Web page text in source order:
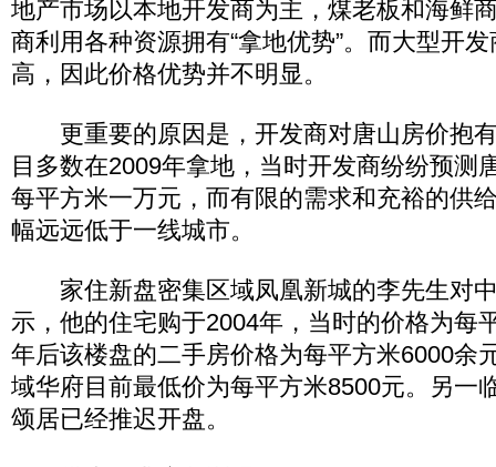
地产市场以本地开发商为主，煤老板和海鲜
商利用各种资源拥有“拿地优势”。而大型开
高，因此价格优势并不明显。
更重要的原因是，开发商对唐山房价抱
目多数在2009年拿地，当时开发商纷纷预测
每平方米一万元，而有限的需求和充裕的供
幅远远低于一线城市。
家住新盘密集区域凤凰新城的李先生对
示，他的住宅购于2004年，当时的价格为每
年后该楼盘的二手房价格为每平方米6000余
域华府目前最低价为每平方米8500元。另一
颂居已经推迟开盘。